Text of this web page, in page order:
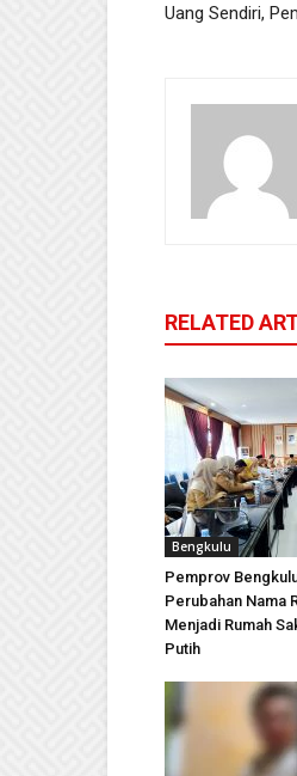
Uang Sendiri,
RELATED
Bengkulu
Pemprov
Perubahan Nama
Menjadi Rumah
Putih